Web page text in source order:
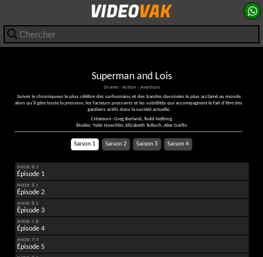
Superman and Lois
Drame - Action - Aventure
Suivez le chroniqueur le plus célèbre des surhumains et des bandes dessinées le plus acclamé au monde
alors qu'il gère toute la pression, les facteurs pressants et les subtilités qui accompagnent le fait d'être des
gardiens actifs dans la société actuelle.
Créateurs: Greg Berlanti, Todd Helbing
Étoiles: Tyler Hoechlin, Elizabeth Tulloch, Alex Garfin
Saison 1 Saison 2 Saison 3 Saison 4
IMDB: 8.5
Épisode 1
IMDB: 8.1
Épisode 2
IMDB: 8.1
Épisode 3
IMDB: 7.8
Épisode 4
IMDB: 7.9
Épisode 5